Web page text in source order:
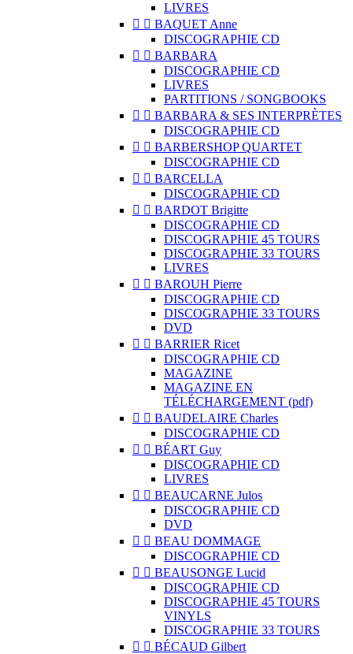
LIVRES
  BAQUET Anne
DISCOGRAPHIE CD
  BARBARA
DISCOGRAPHIE CD
LIVRES
PARTITIONS / SONGBOOKS
  BARBARA & SES INTERPRÈTES
DISCOGRAPHIE CD
  BARBERSHOP QUARTET
DISCOGRAPHIE CD
  BARCELLA
DISCOGRAPHIE CD
  BARDOT Brigitte
DISCOGRAPHIE CD
DISCOGRAPHIE 45 TOURS
DISCOGRAPHIE 33 TOURS
LIVRES
  BAROUH Pierre
DISCOGRAPHIE CD
DISCOGRAPHIE 33 TOURS
DVD
  BARRIER Ricet
DISCOGRAPHIE CD
MAGAZINE
MAGAZINE EN
TÉLÉCHARGEMENT (pdf)
  BAUDELAIRE Charles
DISCOGRAPHIE CD
  BÉART Guy
DISCOGRAPHIE CD
LIVRES
  BEAUCARNE Julos
DISCOGRAPHIE CD
DVD
  BEAU DOMMAGE
DISCOGRAPHIE CD
  BEAUSONGE Lucid
DISCOGRAPHIE CD
DISCOGRAPHIE 45 TOURS
VINYLS
DISCOGRAPHIE 33 TOURS
  BÉCAUD Gilbert